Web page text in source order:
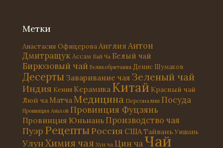
Метки
Анастасия ОфицероваАнглия Антон
Дмитращук Ассам Бай Ча Белый чай
Бирюзовый чай Великобритания Денис Шумаков
Десерты Заваривание чая Зеленый чай
Индия Кения Керамика Китай Красный чай
Люй ча МатчаМедицина Персоналии Посуда
Провинция Аньхой Провинция Фуцзянь
Провинция Юньнань Производство чая
Пуэр РецептыРоссия СШАТайвань Уишань
УлунХимия чая Хун ча Цин чаЧай